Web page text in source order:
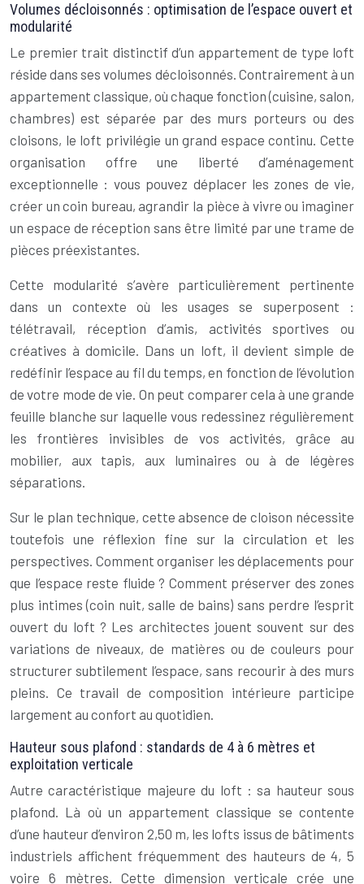
Volumes décloisonnés : optimisation de l’espace ouvert et
modularité
Le premier trait distinctif d’un appartement de type loft
réside dans ses volumes décloisonnés. Contrairement à un
appartement classique, où chaque fonction (cuisine, salon,
chambres) est séparée par des murs porteurs ou des
cloisons, le loft privilégie un grand espace continu. Cette
organisation offre une liberté d’aménagement
exceptionnelle : vous pouvez déplacer les zones de vie,
créer un coin bureau, agrandir la pièce à vivre ou imaginer
un espace de réception sans être limité par une trame de
pièces préexistantes.
Cette modularité s’avère particulièrement pertinente
dans un contexte où les usages se superposent :
télétravail, réception d’amis, activités sportives ou
créatives à domicile. Dans un loft, il devient simple de
redéfinir l’espace au fil du temps, en fonction de l’évolution
de votre mode de vie. On peut comparer cela à une grande
feuille blanche sur laquelle vous redessinez régulièrement
les frontières invisibles de vos activités, grâce au
mobilier, aux tapis, aux luminaires ou à de légères
séparations.
Sur le plan technique, cette absence de cloison nécessite
toutefois une réflexion fine sur la circulation et les
perspectives. Comment organiser les déplacements pour
que l’espace reste fluide ? Comment préserver des zones
plus intimes (coin nuit, salle de bains) sans perdre l’esprit
ouvert du loft ? Les architectes jouent souvent sur des
variations de niveaux, de matières ou de couleurs pour
structurer subtilement l’espace, sans recourir à des murs
pleins. Ce travail de composition intérieure participe
largement au confort au quotidien.
Hauteur sous plafond : standards de 4 à 6 mètres et
exploitation verticale
Autre caractéristique majeure du loft : sa hauteur sous
plafond. Là où un appartement classique se contente
d’une hauteur d’environ 2,50 m, les lofts issus de bâtiments
industriels affichent fréquemment des hauteurs de 4, 5
voire 6 mètres. Cette dimension verticale crée une